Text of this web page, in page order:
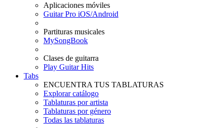
Aplicaciones móviles
Guitar Pro iOS/Android
Partituras musicales
MySongBook
Clases de guitarra
Play Guitar Hits
Tabs
ENCUENTRA TUS TABLATURAS
Explorar catálogo
Tablaturas por artista
Tablaturas por género
Todas las tablaturas